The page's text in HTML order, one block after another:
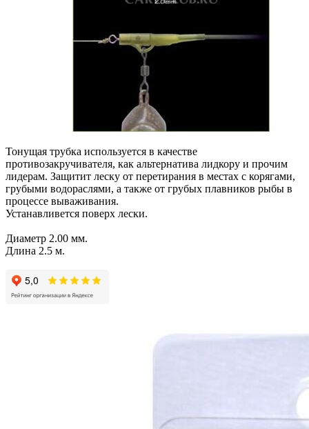
Тонущая трубка используется в качестве
противозакручивателя, как альтернатива лидкору и прочим
лидерам. Защитит леску от перетирания в местах с корягами,
грубыми водораслями, а также от грубых плавников рыбы в
процессе вываживания.
Устанавливется поверх лески.
Диаметр 2.00 мм.
Длина 2.5 м.